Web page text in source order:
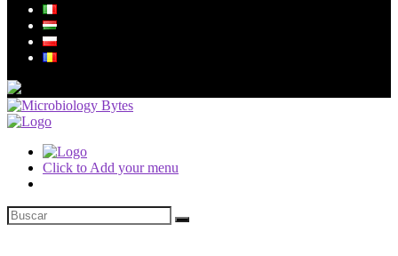
Click to Add your menu